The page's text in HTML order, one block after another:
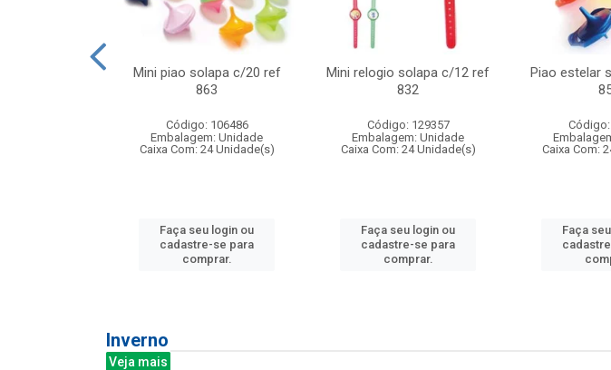
Mini piao solapa c/20 ref
863
Código: 106486
Embalagem: Unidade
Caixa Com: 24 Unidade(s)
Faça seu login ou
cadastre-se para
comprar.
Mini relogio solapa c/12 ref
832
Código: 129357
Embalagem: Unidade
Caixa Com: 24 Unidade(s)
Faça seu login ou
cadastre-se para
comprar.
Piao estelar
Caixa Com:
Faça
Inverno
Veja mais